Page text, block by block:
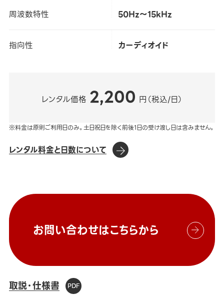
周波数特性 50Hz～15kHz
指向性 カーディオイド
レンタル価格 2,200 円（税込/日）
※料金は原則ご利用日のみ。土日祝日を除く前後1日の受け渡し日は含みません。
レンタル料金と日数について
お問い合わせはこちらから
取説・仕様書